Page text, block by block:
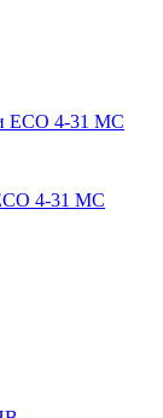
4-31 MC